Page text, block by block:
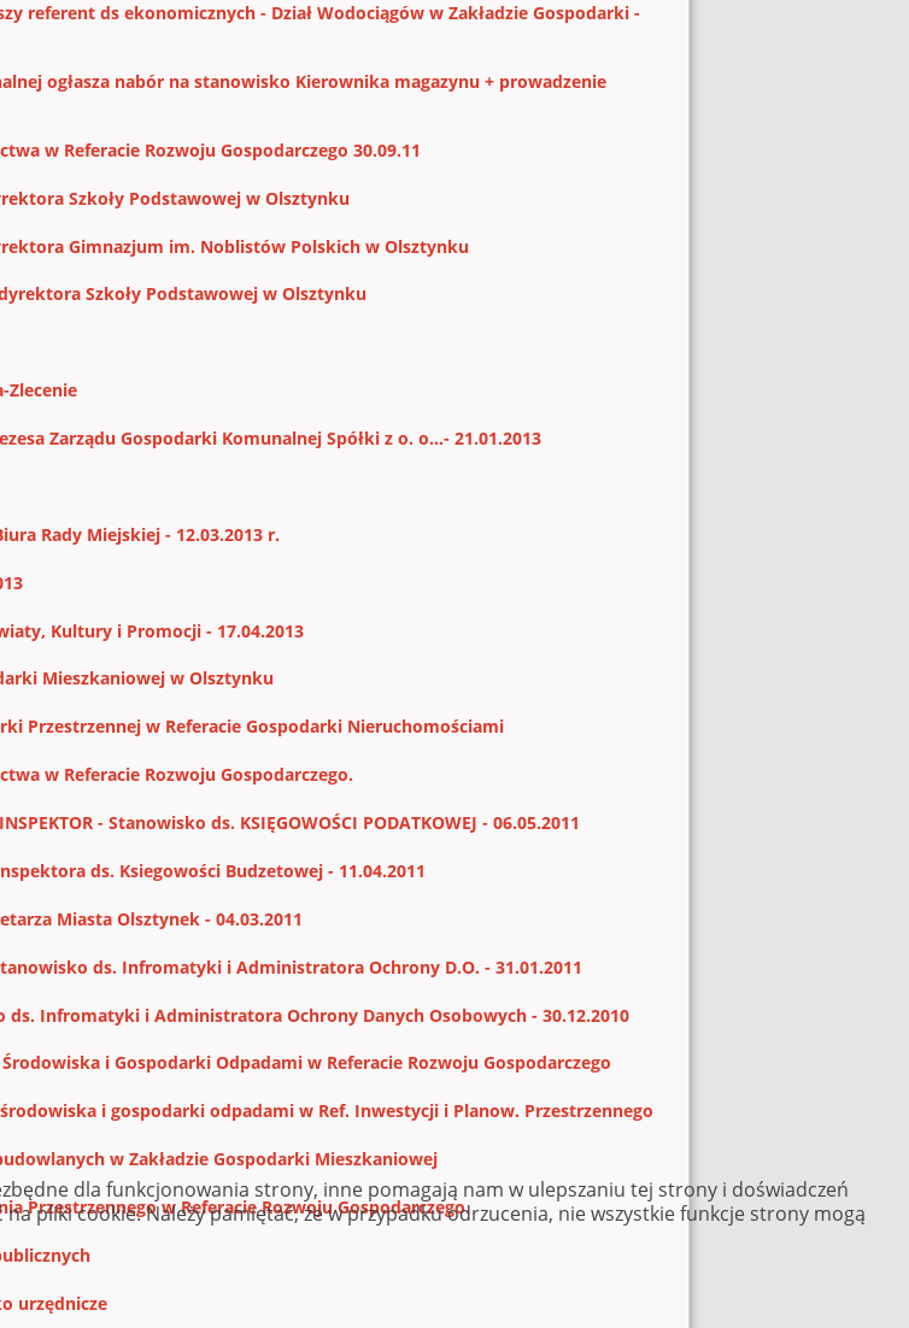
referent ds ekonomicznych - Dział Wodociągów w Zakładzie Gospodarki -
ogłasza nabór na stanowisko Kierownika magazynu + prowadzenie
w Referacie Rozwoju Gospodarczego 30.09.11
Szkoły Podstawowej w Olsztynku
Gimnazjum im. Noblistów Polskich w Olsztynku
Szkoły Podstawowej w Olsztynku
Zlecenie
Zarządu Gospodarki Komunalnej Spółki z o. o...- 21.01.2013
Rady Miejskiej - 12.03.2013 r.
Kultury i Promocji - 17.04.2013
Mieszkaniowej w Olsztynku
Przestrzennej w Referacie Gospodarki Nieruchomościami
w Referacie Rozwoju Gospodarczego.
- Stanowisko ds. KSIĘGOWOŚCI PODATKOWEJ - 06.05.2011
ds. Ksiegowości Budzetowej - 11.04.2011
Miasta Olsztynek - 04.03.2011
ds. Infromatyki i Administratora Ochrony D.O. - 31.01.2011
ds. Infromatyki i Administratora Ochrony Danych Osobowych - 30.12.2010
i Gospodarki Odpadami w Referacie Rozwoju Gospodarczego
i gospodarki odpadami w Ref. Inwestycji i Planow. Przestrzennego
w Zakładzie Gospodarki Mieszkaniowej
Przestrzennego w Referacie Rozwoju Gospodarczego.
urzędnicze
dla funkcjonowania strony, inne pomagają nam w ulepszaniu tej strony i doświadczeń
pliki cookie. Należy pamiętać, że w przypadku odrzucenia, nie wszystkie funkcje strony mogą